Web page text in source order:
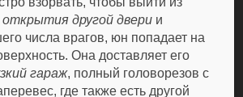
другой двери и
числа врагов, юн попадает на
Она доставляет его
гараж, полный головорезов с
где также есть другой